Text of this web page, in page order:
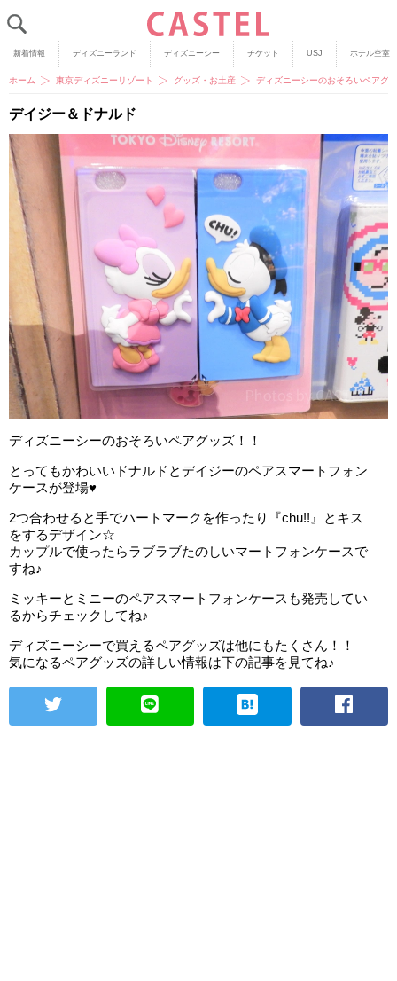
新着情報 ディズニーランド ディズニーシー チケット USJ ホテル空室
ホーム 東京ディズニーリゾート グッズ・お土産 ディズニーシーのおそろいペアグ
デイジー＆ドナルド
ディズニーシーのおそろいペアグッズ！！
とってもかわいいドナルドとデイジーのペアスマートフォン
ケースが登場♥
2つ合わせると手でハートマークを作ったり『chu!!』とキス
をするデザイン☆
カップルで使ったらラブラブたのしいマートフォンケースで
すね♪
ミッキーとミニーのペアスマートフォンケースも発売してい
るからチェックしてね♪
ディズニーシーで買えるペアグッズは他にもたくさん！！
気になるペアグッズの詳しい情報は下の記事を見てね♪